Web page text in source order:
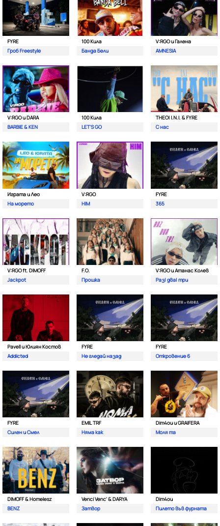
FYRE
Гроб Freestyle
100 Кила
Банда Бели
V:RGO и Галена
AMNESIA
V:RGO и DARA
BARBIE & KEN
100 Кила
LET'S GO
THEO| I.N.I. & FYRE
С нас
Играта и Лео
На морето
V:RGO
HIM
FYRE
365
V:RGO ft. DIMOFF
Jackpot
F.O.
Прошка
V:RGO и Атанас Колев
Раз| два| три
Pavell и Юлиян Костов
Addicted
FYRE
Не гледай назад
FYRE
Откровение 6
FYRE
Силен и Смел
EMIL TRF
Няма как
Dim4ou и GRAIFERA
Моля та
DIMOFF & Homelesz
BENZ
Venci Venc' & DARYA
Затвор
Dim4ou
Пилето във фурната